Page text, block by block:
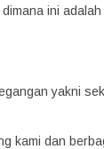
ini
yakni
kami dan